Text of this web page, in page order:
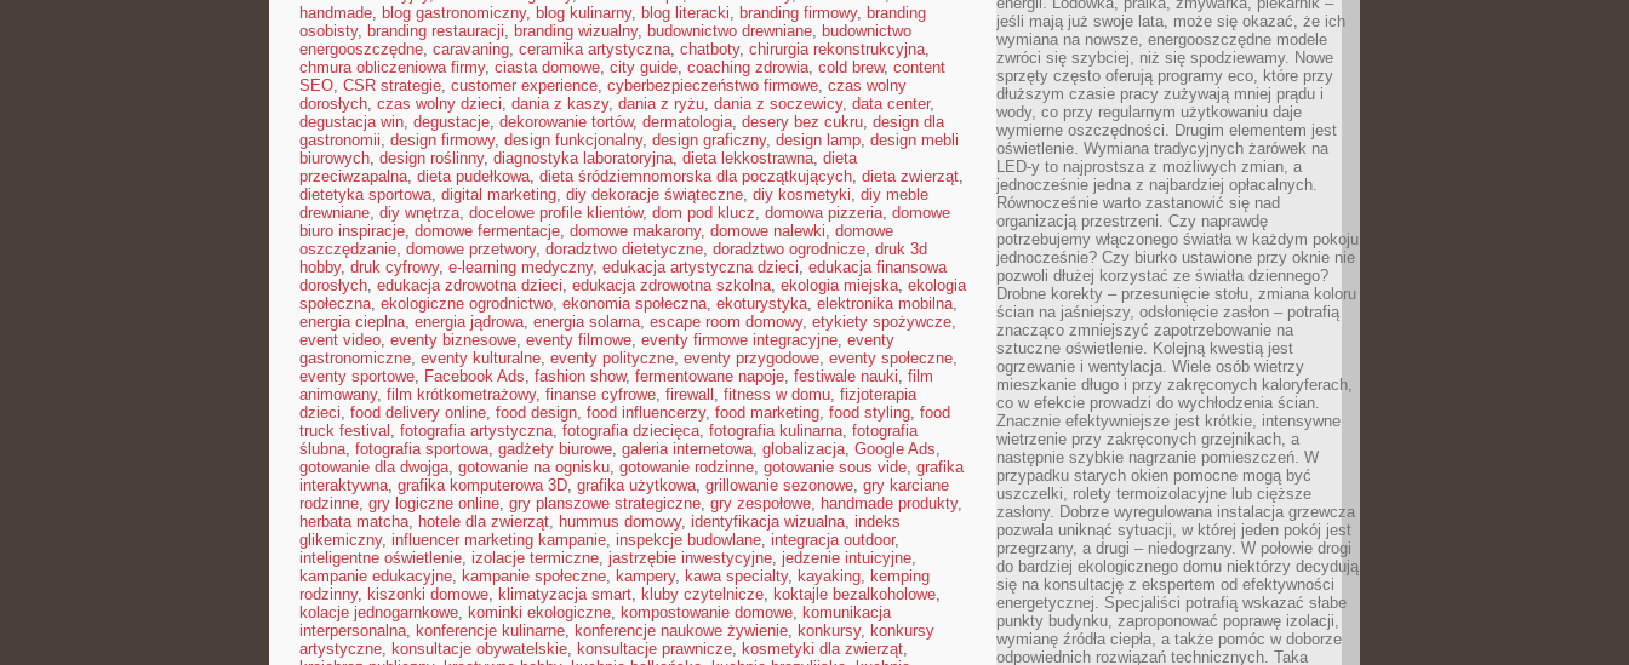
handmade, blog gastronomiczny, blog kulinarny, blog literacki, branding firmowy, branding
osobisty, branding restauracji, branding wizualny, budownictwo drewniane, budownictwo
energooszczędne, caravaning, ceramika artystyczna, chatboty, chirurgia rekonstrukcyjna,
chmura obliczeniowa firmy, ciasta domowe, city guide, coaching zdrowia, cold brew, content
SEO, CSR strategie, customer experience, cyberbezpieczeństwo firmowe, czas wolny
dorosłych, czas wolny dzieci, dania z kaszy, dania z ryżu, dania z soczewicy, data center,
degustacja win, degustacje, dekorowanie tortów, dermatologia, desery bez cukru, design dla
gastronomii, design firmowy, design funkcjonalny, design graficzny, design lamp, design mebli
biurowych, design roślinny, diagnostyka laboratoryjna, dieta lekkostrawna, dieta
przeciwzapalna, dieta pudełkowa, dieta śródziemnomorska dla początkujących, dieta zwierząt,
dietetyka sportowa, digital marketing, diy dekoracje świąteczne, diy kosmetyki, diy meble
drewniane, diy wnętrza, docelowe profile klientów, dom pod klucz, domowa pizzeria, domowe
biuro inspiracje, domowe fermentacje, domowe makarony, domowe nalewki, domowe
oszczędzanie, domowe przetwory, doradztwo dietetyczne, doradztwo ogrodnicze, druk 3d
hobby, druk cyfrowy, e-learning medyczny, edukacja artystyczna dzieci, edukacja finansowa
dorosłych, edukacja zdrowotna dzieci, edukacja zdrowotna szkolna, ekologia miejska, ekologia
społeczna, ekologiczne ogrodnictwo, ekonomia społeczna, ekoturystyka, elektronika mobilna,
energia cieplna, energia jądrowa, energia solarna, escape room domowy, etykiety spożywcze,
event video, eventy biznesowe, eventy filmowe, eventy firmowe integracyjne, eventy
gastronomiczne, eventy kulturalne, eventy polityczne, eventy przygodowe, eventy społeczne,
eventy sportowe, Facebook Ads, fashion show, fermentowane napoje, festiwale nauki, film
animowany, film krótkometrażowy, finanse cyfrowe, firewall , fitness w domu, fizjoterapia
dzieci, food delivery online, food design, food influencerzy, food marketing, food styling, food
truck festival , fotografia artystyczna, fotografia dziecięca, fotografia kulinarna, fotografia
ślubna, fotografia sportowa, gadżety biurowe, galeria internetowa, globalizacja, Google Ads,
gotowanie dla dwojga, gotowanie na ognisku, gotowanie rodzinne, gotowanie sous vide, grafika
interaktywna, grafika komputerowa 3D, grafika użytkowa, grillowanie sezonowe, gry karciane
rodzinne, gry logiczne online, gry planszowe strategiczne, gry zespołowe, handmade produkty,
herbata matcha, hotele dla zwierząt, hummus domowy, identyfikacja wizualna, indeks
glikemiczny, influencer marketing kampanie, inspekcje budowlane, integracja outdoor,
inteligentne oświetlenie, izolacje termiczne, jastrzębie inwestycyjne, jedzenie intuicyjne,
kampanie edukacyjne, kampanie społeczne, kampery, kawa specialty, kayaking, kemping
rodzinny, kiszonki domowe, klimatyzacja smart, kluby czytelnicze, koktajle bezalkoholowe,
kolacje jednogarnkowe, kominki ekologiczne, kompostowanie domowe, komunikacja
interpersonalna, konferencje kulinarne, konferencje naukowe żywienie, konkursy, konkursy
artystyczne, konsultacje obywatelskie, konsultacje prawnicze, kosmetyki dla zwierząt,
jeśli mają już swoje lata, może się okazać, że ich
wymiana na nowsze, energooszczędne modele
zwróci się szybciej, niż się spodziewamy. Nowe
sprzęty często oferują programy eco, które przy
dłuższym czasie pracy zużywają mniej prądu i
wody, co przy regularnym użytkowaniu daje
wymierne oszczędności. Drugim elementem jest
oświetlenie. Wymiana tradycyjnych żarówek na
LED-y to najprostsza z możliwych zmian, a
jednocześnie jedna z najbardziej opłacalnych.
Równocześnie warto zastanowić się nad
organizacją przestrzeni. Czy naprawdę
potrzebujemy włączonego światła w każdym pokoju
jednocześnie? Czy biurko ustawione przy oknie nie
pozwoli dłużej korzystać ze światła dziennego?
Drobne korekty – przesunięcie stołu, zmiana koloru
ścian na jaśniejszy, odsłonięcie zasłon – potrafią
znacząco zmniejszyć zapotrzebowanie na
sztuczne oświetlenie. Kolejną kwestią jest
ogrzewanie i wentylacja. Wiele osób wietrzy
mieszkanie długo i przy zakręconych kaloryferach,
co w efekcie prowadzi do wychłodzenia ścian.
Znacznie efektywniejsze jest krótkie, intensywne
wietrzenie przy zakręconych grzejnikach, a
następnie szybkie nagrzanie pomieszczeń. W
przypadku starych okien pomocne mogą być
uszczelki, rolety termoizolacyjne lub cięższe
zasłony. Dobrze wyregulowana instalacja grzewcza
pozwala uniknąć sytuacji, w której jeden pokój jest
przegrzany, a drugi – niedogrzany. W połowie drogi
do bardziej ekologicznego domu niektórzy decydują
się na konsultację z ekspertem od efektywności
energetycznej. Specjaliści potrafią wskazać słabe
punkty budynku, zaproponować poprawę izolacji,
wymianę źródła ciepła, a także pomóc w doborze
odpowiednich rozwiązań technicznych. Taka